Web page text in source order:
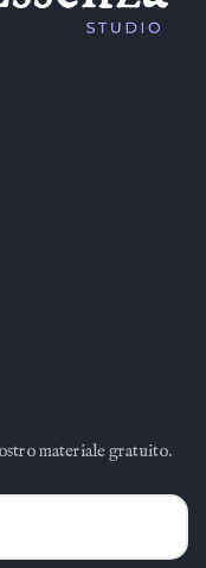
materiale gratuito.